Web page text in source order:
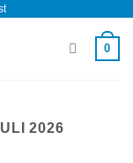
0
2026